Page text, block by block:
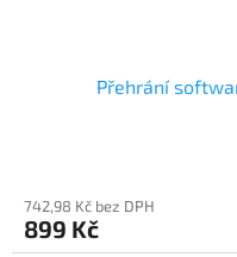
Přehrání
742,98 Kč bez DPH
899 Kč